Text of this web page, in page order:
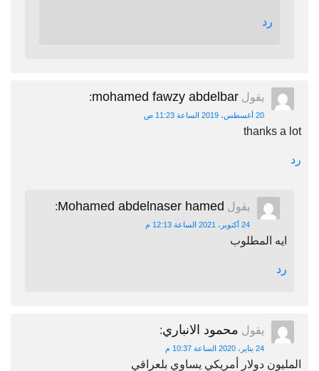
رد
يقول mohamed fawzy abdelbar
:
20 أغسطس، 2019 الساعة 11:23 ص
thanks a lot
رد
يقول Mohamed abdelnaser hamed
:
24 أكتوبر، 2021 الساعة 12:13 م
ايه المطلوب
رد
يقول محمود الانباري:
24 يناير، 2020 الساعة 10:37 م
المليون دولار أمريكي يساوي بلعراقي